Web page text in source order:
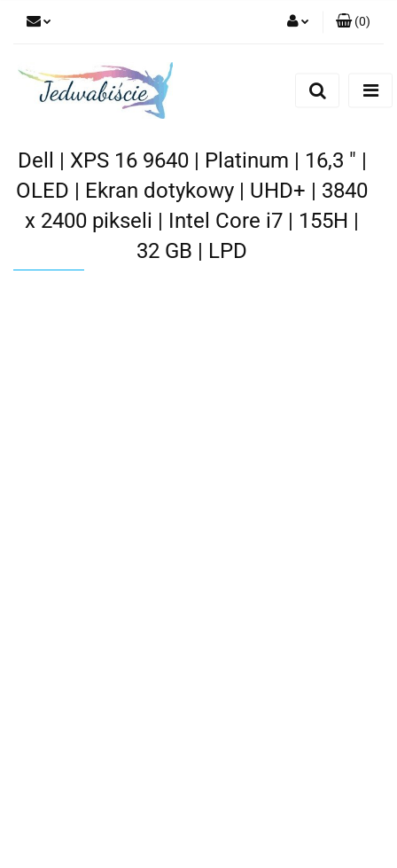
(0)
Dell | XPS 16 9640 | Platinum | 16,3 " |
OLED | Ekran dotykowy | UHD+ | 3840
x 2400 pikseli | Intel Core i7 | 155H |
32 GB | LPD